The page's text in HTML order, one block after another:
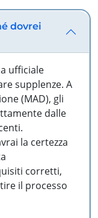
dovrei
ufficiale
supplenze. A
(MAD), gli
dalle
la certezza
corretti,
il processo